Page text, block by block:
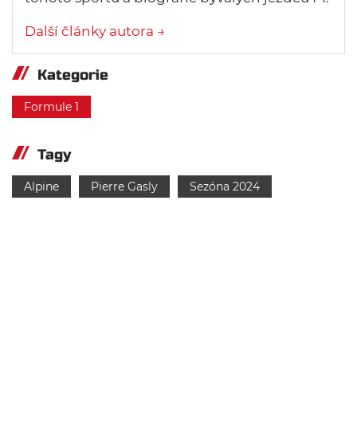
Další články autora →
Kategorie
Formule 1
Tagy
Alpine Pierre Gasly Sezóna 2024